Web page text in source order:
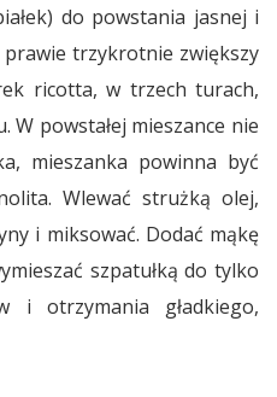
do powstania jasnej i
trzykrotnie zwiększy
ricotta, w trzech turach,
W powstałej mieszance nie
mieszanka powinna być
Wlewać strużką olej,
i miksować. Dodać mąkę
szpatułką do tylko
i otrzymania gładkiego,